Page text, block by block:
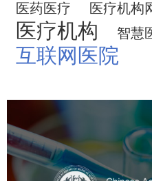
医药医疗 医疗机构
医疗机构 智慧
互联网医院
中国医